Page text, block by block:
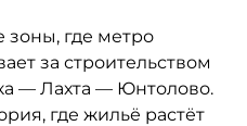
где метро
за строительством
— Лахта — Юнтолово.
где жильё растёт